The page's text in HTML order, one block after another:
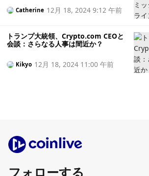
祝う：勝利は時期尚早か？
Catherine 12月 18, 2024 9:12 午前
トランプ大統領、Crypto.com CEOと
会談：さらなる人事は間近か？
Kikyo 12月 18, 2024 11:00 午前
フォローする